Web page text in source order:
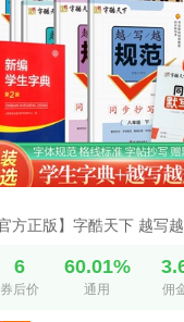
6
券后价
60.01%
通用 佣